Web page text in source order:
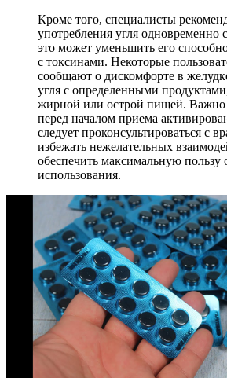
Кроме того, специалисты
употребления угля одновременно
это может уменьшить его
с токсинами. Некоторые
сообщают о дискомфорте в
угля с определенными
жирной или острой пищей. Важно
перед началом приема
следует проконсультироваться с
избежать нежелательных
обеспечить максимальную пользу
использования.